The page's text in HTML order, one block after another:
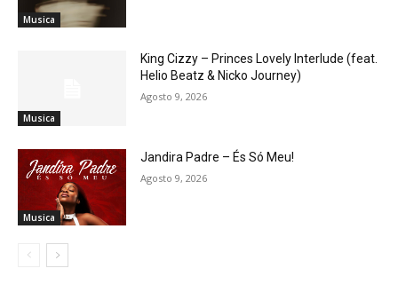
Musica
Musica
King Cizzy – Princes Lovely Interlude (feat.
Helio Beatz & Nicko Journey)
Agosto 9, 2026
Musica
Jandira Padre – És Só Meu!
Agosto 9, 2026